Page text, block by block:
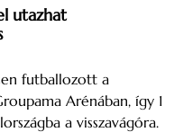
utazhat
futballozott a
Arénában, így 1
a visszavágóra.